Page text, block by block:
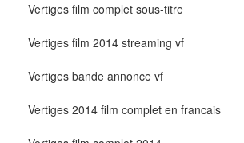
Vertiges film complet sous-titre
Vertiges film 2014 streaming vf
Vertiges bande annonce vf
Vertiges 2014 film complet en francais